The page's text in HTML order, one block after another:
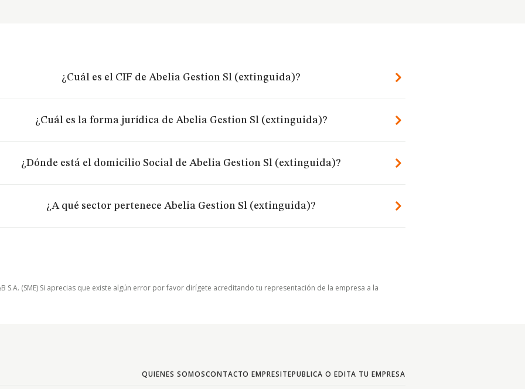
¿Cuál es el CIF de Abelia Gestion Sl (extinguida)?
¿Cuál es la forma jurídica de Abelia Gestion Sl (extinguida)?
¿Dónde está el domicilio Social de Abelia Gestion Sl (extinguida)?
¿A qué sector pertenece Abelia Gestion Sl (extinguida)?
(SME) Si aprecias que existe algún error por favor dirígete acreditando tu representación de la empresa a la
QUIENES SOMOSCONTACTO EMPRESITEPUBLICA O EDITA TU EMPRESA